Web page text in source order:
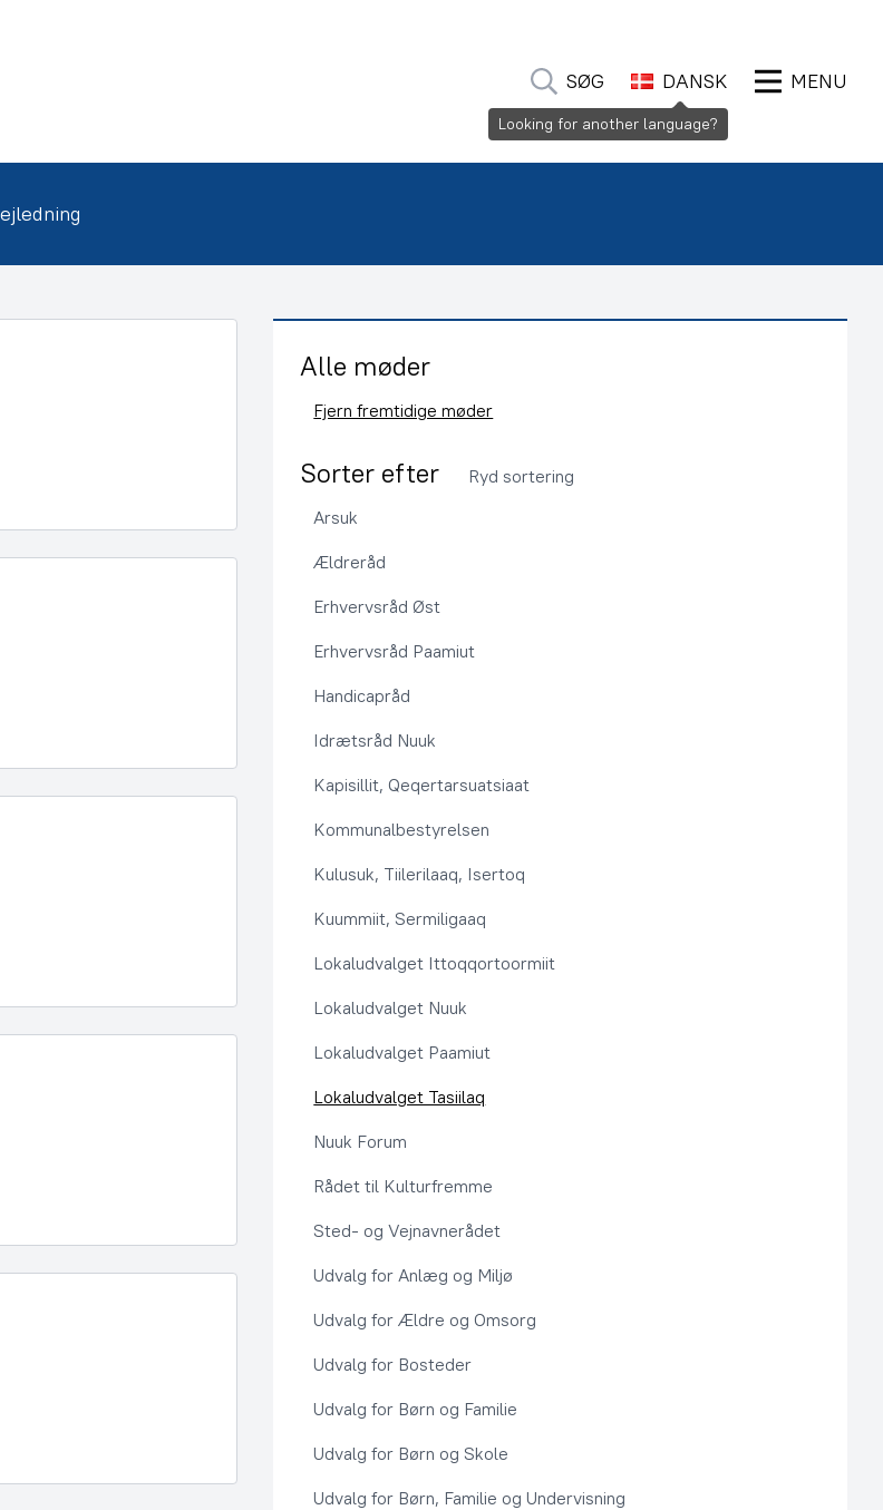
SØG DANSK MENU
Alle møder
Fjern fremtidige møder
Sorter efter
Ryd sortering
Arsuk
Ældreråd
Erhvervsråd Øst
Erhvervsråd Paamiut
Handicapråd
Idrætsråd Nuuk
Kapisillit, Qeqertarsuatsiaat
Kommunalbestyrelsen
Kulusuk, Tiilerilaaq, Isertoq
Kuummiit, Sermiligaaq
Lokaludvalget Ittoqqortoormiit
Lokaludvalget Nuuk
Lokaludvalget Paamiut
Lokaludvalget Tasiilaq
Nuuk Forum
Rådet til Kulturfremme
Sted- og Vejnavnerådet
Udvalg for Anlæg og Miljø
Udvalg for Ældre og Omsorg
Udvalg for Bosteder
Udvalg for Børn og Familie
Udvalg for Børn og Skole
Udvalg for Børn, Familie og Undervisning
Looking for another language?